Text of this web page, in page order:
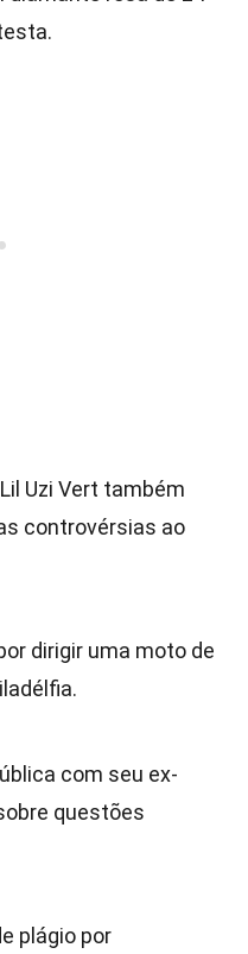
Uzi Vert também
controvérsias ao
dirigir uma moto de
com seu ex-
questões
plágio por